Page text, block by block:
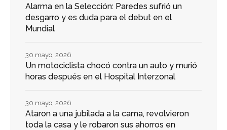
Alarma en la Selección: Paredes sufrió un
desgarro y es duda para el debut en el
Mundial
Un motociclista chocó contra un auto y murió
horas después en el Hospital Interzonal
30 mayo, 2026
Ataron a una jubilada a la cama, revolvieron
toda la casa y le robaron sus ahorros en
30 mayo, 2026